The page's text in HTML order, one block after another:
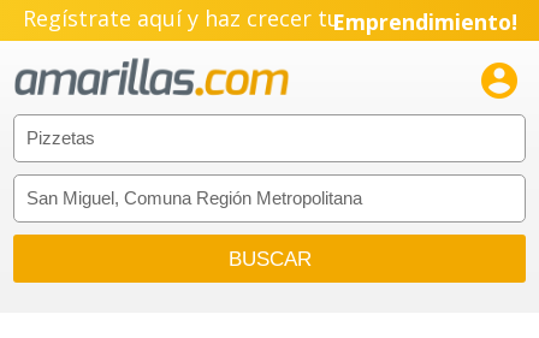
Regístrate aquí y haz crecer tuEmprendimiento!
